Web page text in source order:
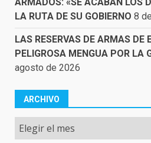
LA RUTA DE SU GOBIERNO 8
LAS RESERVAS DE ARMAS DE
PELIGROSA MENGUA POR LA
agosto de 2026
ARCHIVO
Archivo